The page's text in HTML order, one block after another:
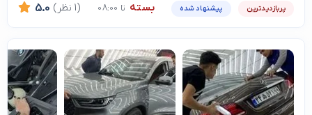
پربازدیدترین پیشنهاد شده بسته تا 08:00 5.0 (1 نظر)